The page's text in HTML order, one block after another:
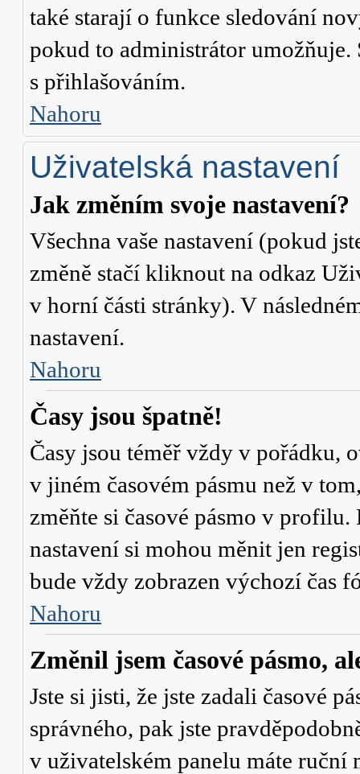
také starají o funkce sledování
pokud to administrátor umožňuje.
s přihlašováním.
Nahoru
Uživatelská nastavení
Jak změním svoje nastavení?
Všechna vaše nastavení (pokud
změně stačí kliknout na odkaz
v horní části stránky). V
nastavení.
Nahoru
Časy jsou špatně!
Časy jsou téměř vždy v pořádku,
v jiném časovém pásmu než v
změňte si časové pásmo v profilu.
nastavení si mohou měnit jen
bude vždy zobrazen výchozí čas
Nahoru
Změnil jsem časové pásmo,
Jste si jisti, že jste zadali časové
správného, pak jste
v uživatelském panelu máte ruční